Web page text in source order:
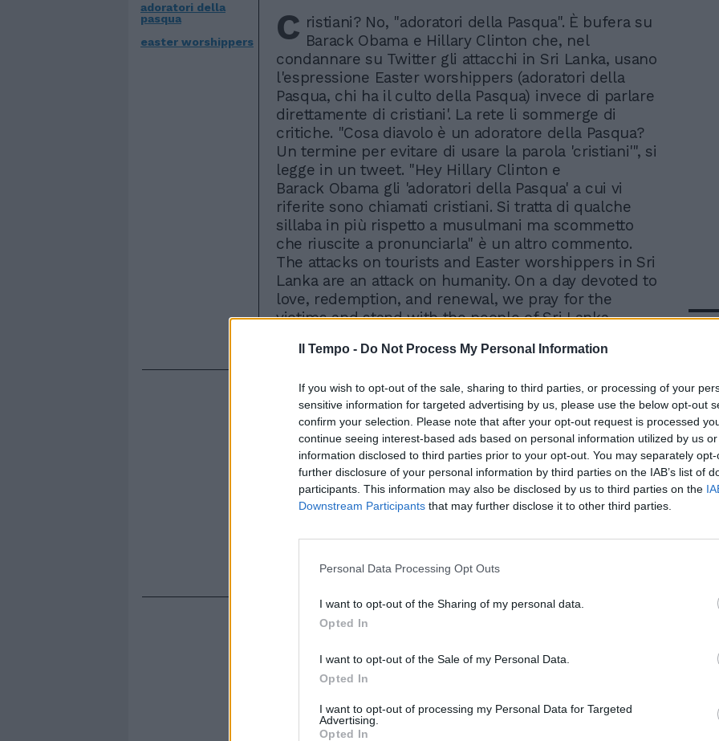
Il Tempo - Do Not Process My Personal Information
If you wish to opt-out of the sale, sharing to third parties, or processing of your
sensitive information for targeted advertising by us, please use the below opt-out
confirm your selection. Please note that after your opt-out request is processed
continue seeing interest-based ads based on personal information utilized by us
information disclosed to third parties prior to your opt-out. You may separately
further disclosure of your personal information by third parties on the IAB’s list of
participants. This information may also be disclosed by us to third parties on the
Downstream Participants that may further disclose it to other third parties.
Personal Data Processing Opt Outs
I want to opt-out of the Sharing of my personal data.
Opted In
I want to opt-out of the Sale of my Personal Data.
Opted In
I want to opt-out of processing my Personal Data for Targeted
Advertising.
Opted In
adoratori della
pasqua
easter worshippers
C ristiani? No, "adoratori della Pasqua". È bufera su
Barack Obama e Hillary Clinton che, nel
condannare su Twitter gli attacchi in Sri Lanka, usano
l'espressione Easter worshippers (adoratori della
Pasqua, chi ha il culto della Pasqua) invece di parlare
direttamente di cristiani'. La rete li sommerge di
critiche. "Cosa diavolo è un adoratore della Pasqua?
Un termine per evitare di usare la parola 'cristiani'", si
legge in un tweet. "Hey Hillary Clinton e
Barack Obama gli 'adoratori della Pasqua' a cui vi
riferite sono chiamati cristiani. Si tratta di qualche
sillaba in più rispetto a musulmani ma scommetto
che riuscite a pronunciarla" è un altro commento.
The attacks on tourists and Easter worshippers in Sri
Lanka are an attack on humanity. On a day devoted to
love, redemption, and renewal, we pray for the
victims and stand with the people of Sri Lanka.—
In
Rudy Giuliani a Come States?
americana